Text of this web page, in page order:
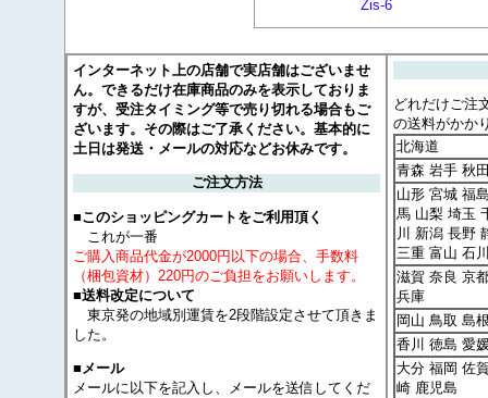
Zis-6
インターネット上の店舗で実店舗はございませ
ん。できるだけ在庫商品のみを表示しておりま
すが、受注タイミング等で売り切れる場合もご
ざいます。その際はご了承ください。基本的に
土日は発送・メールの対応などお休みです。
ご注文方法
■このショッピングカートをご利用頂く
これが一番
ご購入商品代金が2000円以下の場合、手数料
（梱包資材）220円のご負担をお願いします。
■送料改定について
東京発の地域別運賃を2段階設定させて頂きま
した。
■メール
メールに以下を記入し、メールを送信してくだ
どれだけご注
の送料がかか
北海道
青森 岩手 秋
山形 宮城 福
馬 山梨 埼玉
川 新潟 長野
三重 富山 石
滋賀 奈良 京
兵庫
岡山 鳥取 島
香川 徳島 愛
大分 福岡 佐
崎 鹿児島